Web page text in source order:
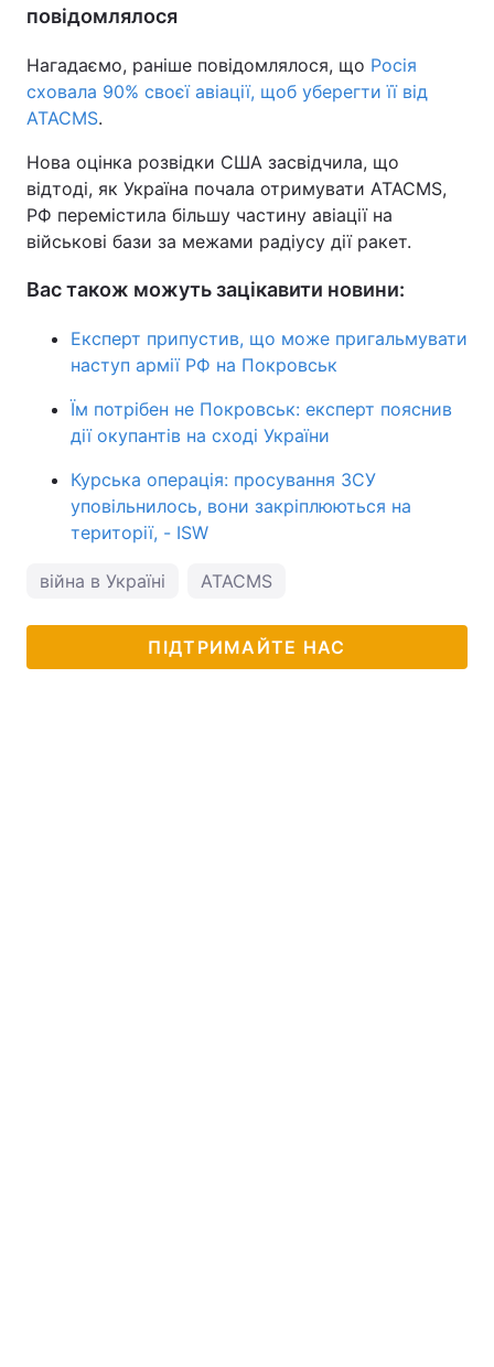
повідомлялося
Нагадаємо, раніше повідомлялося, що Росія
сховала 90% своєї авіації, щоб уберегти її від
ATACMS.
Нова оцінка розвідки США засвідчила, що
відтоді, як Україна почала отримувати ATACMS,
РФ перемістила більшу частину авіації на
військові бази за межами радіусу дії ракет.
Вас також можуть зацікавити новини:
Експерт припустив, що може пригальмувати
наступ армії РФ на Покровськ
Їм потрібен не Покровськ: експерт пояснив
дії окупантів на сході України
Курська операція: просування ЗСУ
уповільнилось, вони закріплюються на
території, - ISW
війна в Україні ATACMS
ПІДТРИМАЙТЕ НАС